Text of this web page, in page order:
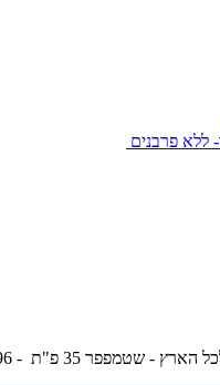
35 פ"ת - 03-9312396